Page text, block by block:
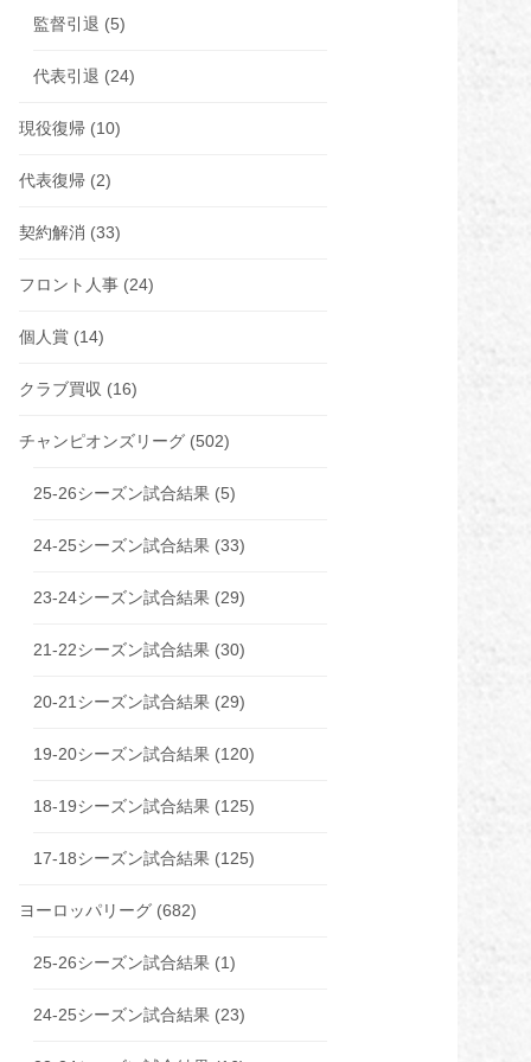
監督引退 (5)
代表引退 (24)
現役復帰 (10)
代表復帰 (2)
契約解消 (33)
フロント人事 (24)
個人賞 (14)
クラブ買収 (16)
チャンピオンズリーグ (502)
25-26シーズン試合結果 (5)
24-25シーズン試合結果 (33)
23-24シーズン試合結果 (29)
21-22シーズン試合結果 (30)
20-21シーズン試合結果 (29)
19-20シーズン試合結果 (120)
18-19シーズン試合結果 (125)
17-18シーズン試合結果 (125)
ヨーロッパリーグ (682)
25-26シーズン試合結果 (1)
24-25シーズン試合結果 (23)